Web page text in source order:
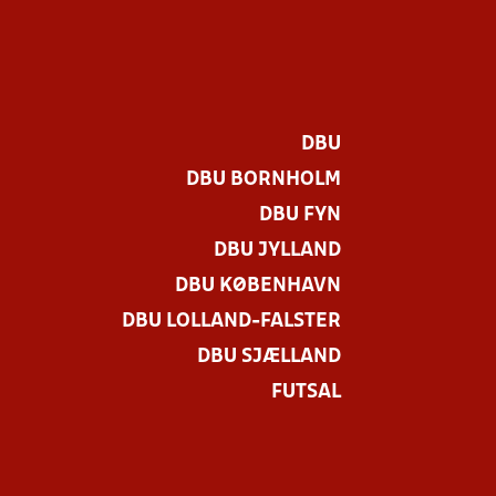
DBU
DBU BORNHOLM
DBU FYN
DBU JYLLAND
DBU KØBENHAVN
DBU LOLLAND-FALSTER
DBU SJÆLLAND
FUTSAL